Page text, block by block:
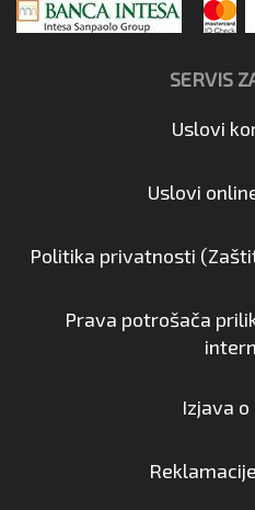
SERVIS
Uslovi
Uslovi
Politika privatnosti
Prava potrošača
Izjava o